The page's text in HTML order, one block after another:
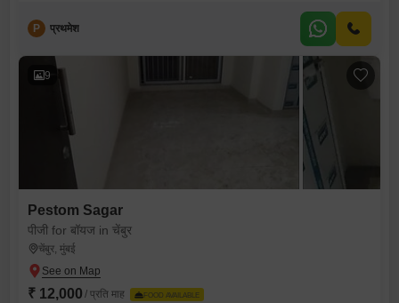
P प्रथमेश
9
Pestom Sagar
पीजी for बॉयज in चेंबुर
चेंबुर, मुंबई
₹ 12,000 / प्रति माह FOOD AVAILABLE